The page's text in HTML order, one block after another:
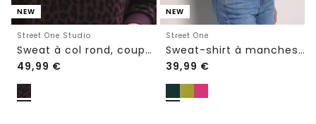
NEW
Street One Studio
Sweat à col rond, coupe ample
49,99 €
NEW
Street One
Sweat-shirt à manches courtes et col rond
39,99 €